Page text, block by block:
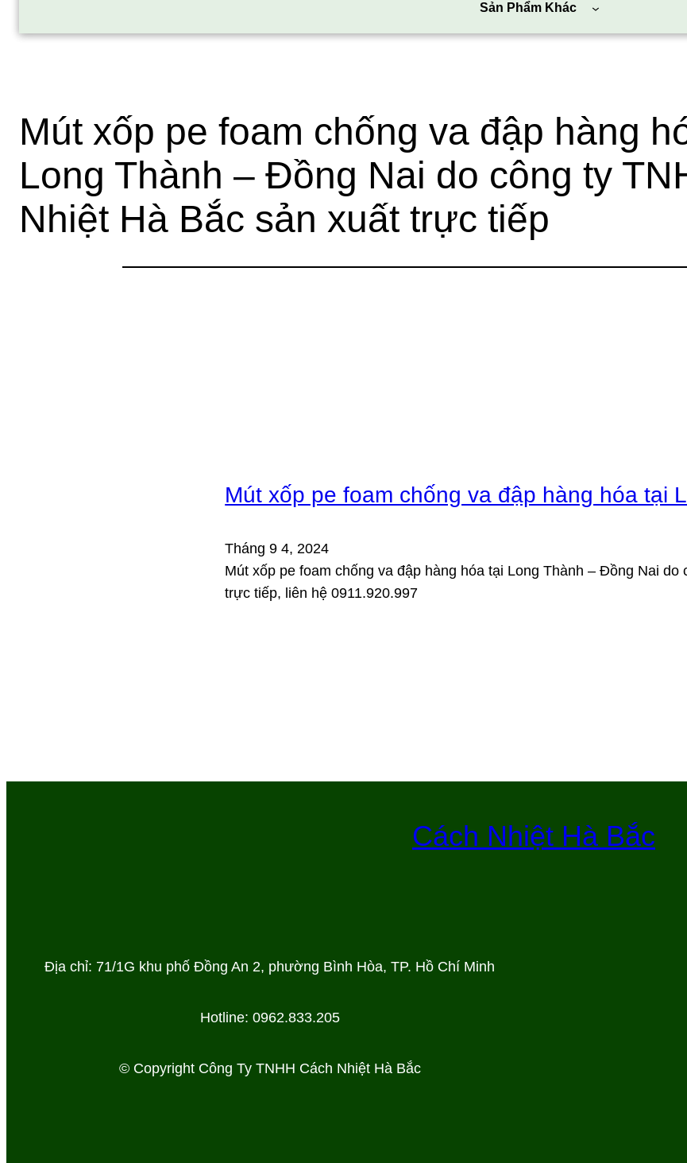
Sản Phẩm Khác
Mút xốp pe foam chống va đập hàng
Long Thành – Đồng Nai do công ty
Nhiệt Hà Bắc sản xuất trực tiếp
Mút xốp pe foam chống va đập hàng hóa tại
Tháng 9 4, 2024
Mút xốp pe foam chống va đập hàng hóa tại Long Thành – Đồng Nai
trực tiếp, liên hệ 0911.920.997
Cách Nhiệt Hà Bắc
Địa chỉ: 71/1G khu phố Đồng An 2, phường Bình Hòa, TP. Hồ Chí Minh
Hotline: 0962.833.205
© Copyright Công Ty TNHH Cách Nhiệt Hà Bắc